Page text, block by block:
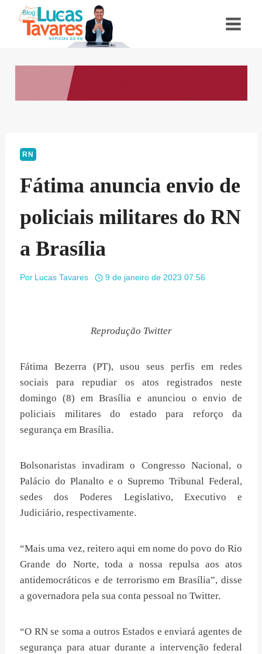
RN
Fátima anuncia envio de
policiais militares do RN
a Brasília
Por Lucas Tavares 9 de janeiro de 2023 07:56
Reprodução Twitter
Fátima Bezerra (PT), usou seus perfis em redes
sociais para repudiar os atos registrados neste
domingo (8) em Brasília e anunciou o envio de
policiais militares do estado para reforço da
segurança em Brasília.
Bolsonaristas invadiram o Congresso Nacional, o
Palácio do Planalto e o Supremo Tribunal Federal,
sedes dos Poderes Legislativo, Executivo e
Judiciário, respectivamente.
“Mais uma vez, reitero aqui em nome do povo do Rio
Grande do Norte, toda a nossa repulsa aos atos
antidemocráticos e de terrorismo em Brasília”, disse
a governadora pela sua conta pessoal no Twitter.
“O RN se soma a outros Estados e enviará agentes de
segurança para atuar durante a intervenção federal